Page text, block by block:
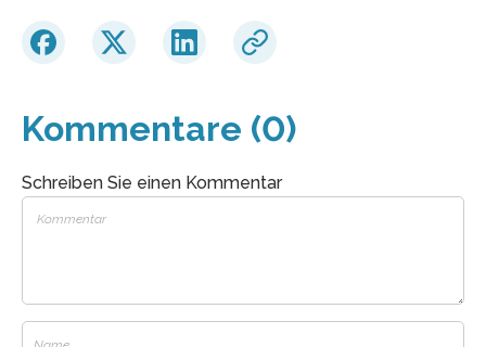
Kommentare (0)
Schreiben Sie einen Kommentar